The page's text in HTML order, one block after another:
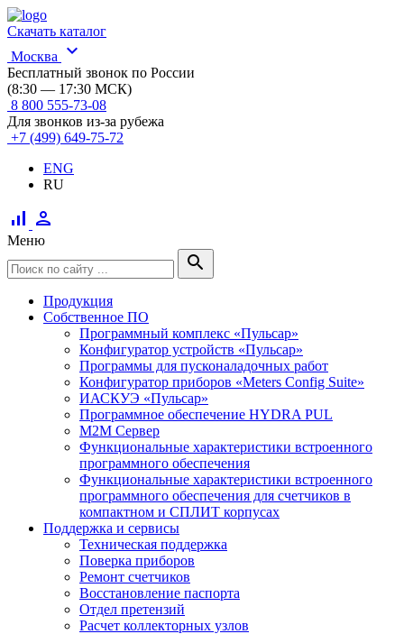
Скачать каталог
Москва
expand_more
Бесплатный звонок по России
(8:30 — 17:30 МСК)
8 800 555-73-08
Для звонков из-за рубежа
+7 (499) 649-75-72
ENG
RU
signal_cellular_alt person
Меню
search
Продукция
Собственное ПО
Программный комплекс «Пульсар»
Конфигуратор устройств «Пульсар»
Программы для пусконаладочных работ
Конфигуратор приборов «Meters Config Suite»
ИАСКУЭ «Пульсар»
Программное обеспечение HYDRA PUL
M2M Сервер
Функциональные характеристики встроенного
программного обеспечения
Функциональные характеристики встроенного
программного обеспечения для счетчиков в
компактном и СПЛИТ корпусах
Поддержка и сервисы
Техническая поддержка
Поверка приборов
Ремонт счетчиков
Восстановление паспорта
Отдел претензий
Расчет коллекторных узлов